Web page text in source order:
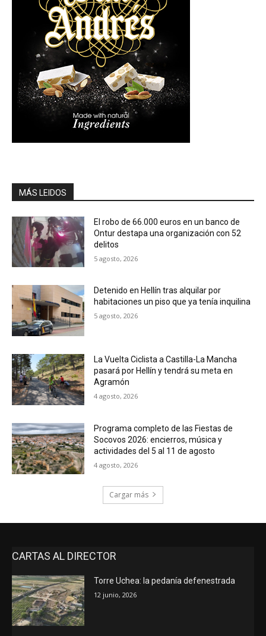
MÁS LEIDOS
El robo de 66.000 euros en un banco de
Ontur destapa una organización con 52
delitos
5 agosto, 2026
Detenido en Hellín tras alquilar por
habitaciones un piso que ya tenía inquilina
5 agosto, 2026
La Vuelta Ciclista a Castilla-La Mancha
pasará por Hellín y tendrá su meta en
Agramón
4 agosto, 2026
Programa completo de las Fiestas de
Socovos 2026: encierros, música y
actividades del 5 al 11 de agosto
4 agosto, 2026
Cargar más
CARTAS AL DIRECTOR
Torre Uchea: la pedanía defenestrada
12 junio, 2026